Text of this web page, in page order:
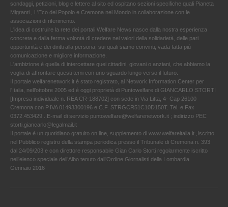
sondaggi, petizioni, blog e lettere al sito ed ospitano sezioni specifiche quali Pianeta
Migranti , L'Eco del Popolo e Cremona nel Mondo in collaborazione con le
associazioni di riferimento.
L'idea di costruire la rete dei portali Welfare News nasce dalla nostra esperienza
concreta e dalla ferma volontà di credere nei valori della solidarietà, delle pari
opportunità e dei diritti alla persona, sui quali siamo convinti, vada fatta più
comunicazione e migliore informazione.
L'ambizione è quella di intercettare quei cittadini, giovani o anziani, che abbiamo la
voglia di affrontare questi temi con uno sguardo lungo verso il futuro.
Il portale welfarenetwork.it è stato registrato, al Network Information Center per
l'Italia, nell’ottobre 2005 ed è oggi proprietà di Puntowelfare di GIANCARLO STORTI
[Impresa individuale n. REA CR-188702] con sede in Via Litta, 4- Cap 26100
Cremona con P.IVA 01493300196 e C.F. STRGCR51C10D150T. Tel. e Fax
0372.453429 . E-mail di servizio puntowelfare@welfarenetwork.it ; indirizzo PEC
storti.giancarlo@legalmail.it
Il portale è un quotidiano gratuito on line, supplemento di www.welfareitalia.it ,Iscritto
nel Pubblico registro della stampa periodica presso il Tribunale di Cremona n. 393
dal 24/09/203 e con direttore responsabile Gian Carlo Storti regolarmente iscritto
nell’elenco speciale dell’Albo tenuto dall’Ordine Giornalisti della Lombardia.
Gennaio 2016